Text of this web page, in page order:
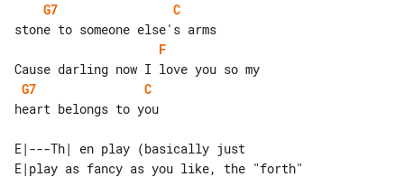
G7
C
F
G7
C
heart belongs to you
E|---Th| en play (basically just